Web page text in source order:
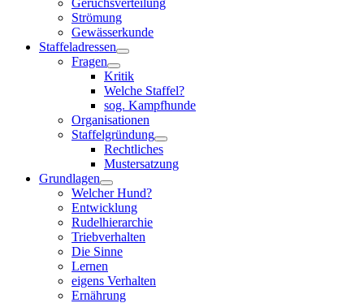
Geruchsverteilung
Strömung
Gewässerkunde
Staffeladressen
Fragen
Kritik
Welche Staffel?
sog. Kampfhunde
Organisationen
Staffelgründung
Rechtliches
Mustersatzung
Grundlagen
Welcher Hund?
Entwicklung
Rudelhierarchie
Triebverhalten
Die Sinne
Lernen
eigens Verhalten
Ernährung